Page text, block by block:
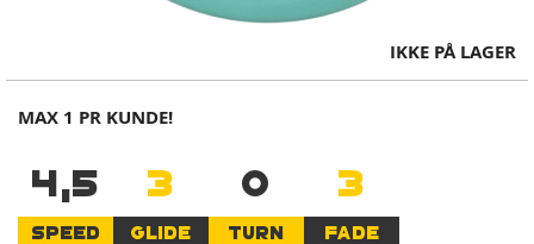
to
beginning
the
images
gallery
IKKE PÅ LAGER
MAX 1 PR KUNDE!
4,5
SPEED
3
GLIDE
0
TURN
3
FADE